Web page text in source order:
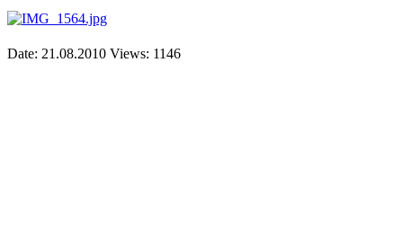
Date: 21.08.2010 Views: 1146